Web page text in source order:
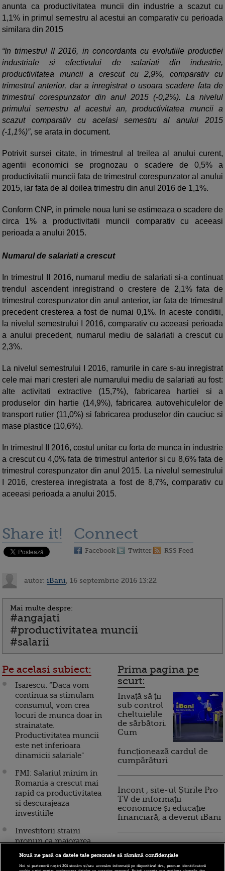
anunta ca productivitatea muncii din industrie a scazut cu
1,1% in primul semestru al acestui an comparativ cu perioada
similara din 2015
“In trimestrul II 2016, in concordanta cu evolutiile productiei
industriale si efectivului de salariati din industrie,
productivitatea muncii a crescut cu 2,9%, comparativ cu
trimestrul anterior, dar a inregistrat o usoara scadere fata de
trimestrul corespunzator din anul 2015 (-0,2%). La nivelul
primului semestru al acestui an, productivitatea muncii a
scazut comparativ cu acelasi semestru al anului 2015
(-1,1%)”, se arata in document.
Potrivit sursei citate, in trimestrul al treilea al anului curent,
agentii economici se prognozau o scadere de 0,5% a
productivitatii muncii fata de trimestrul corespunzator al anului
2015, iar fata de al doilea trimestru din anul 2016 de 1,1%.
Conform CNP, in primele noua luni se estimeaza o scadere de
circa 1% a productivitatii muncii comparativ cu aceeasi
perioada a anului 2015.
Numarul de salariati a crescut
In trimestrul II 2016, numarul mediu de salariati si-a continuat
trendul ascendent inregistrand o crestere de 2,1% fata de
trimestrul corespunzator din anul anterior, iar fata de trimestrul
precedent cresterea a fost de numai 0,1%. In aceste conditii,
la nivelul semestrului I 2016, comparativ cu aceeasi perioada
a anului precedent, numarul mediu de salariati a crescut cu
2,3%.
La nivelul semestrului I 2016, ramurile in care s-au inregistrat
cele mai mari cresteri ale numarului mediu de salariati au fost:
alte activitati extractive (15,7%), fabricarea hartiei si a
produselor din hartie (14,9%), fabricarea autovehiculelor de
transport rutier (11,0%) si fabricarea produselor din cauciuc si
mase plastice (10,6%).
In trimestrul II 2016, costul unitar cu forta de munca in industrie
a crescut cu 4,0% fata de trimestrul anterior si cu 8,6% fata de
trimestrul corespunzator din anul 2015. La nivelul semestrului
I 2016, cresterea inregistrata a fost de 8,7%, comparativ cu
aceeasi perioada a anului 2015.
Share it! Connect
Facebook Twitter RSS Feed
autor: iBani , 16 septembrie 2016 13:22
Mai multe despre:
#angajati
#productivitatea muncii
#salarii
Pe acelasi subiect:
Isarescu: “Daca vom
continua sa stimulam
consumul, vom crea
locuri de munca doar in
strainatate.
Productivitatea muncii
este net inferioara
dinamicii salariale"
FMI: Salariul minim in
Romania a crescut mai
rapid ca productivitatea
si descurajeaza
investitiile
Investitorii straini
propun ca majorarea
salariului minim sa se
Prima pagina pe
scurt:
Invață să ții
sub control
cheltuielile
de sărbători.
Cum
funcționează cardul de
cumpărături
Incont , site-ul Știrile Pro
TV de informații
economice și educație
financiară, a devenit iBani
financiare inteligente
Nouă ne pasă ca datele tale personale să rămână confidențiale
Noi și partenerii noștri201stocăm și/sau accesăm informații pe dispozitivul dvs., precum identificatorii